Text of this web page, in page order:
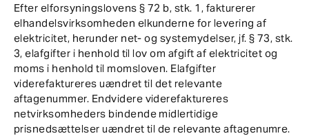
Efter elforsyningslovens § 72 b, stk. 1, fakturerer
elhandelsvirksomheden elkunderne for levering af
elektricitet, herunder net- og systemydelser, jf. § 73, stk.
3, elafgifter i henhold til lov om afgift af elektricitet og
moms i henhold til momsloven. Elafgifter
viderefaktureres uændret til det relevante
aftagenummer. Endvidere viderefaktureres
netvirksomheders bindende midlertidige
prisnedsættelser uændret til de relevante aftagenumre.